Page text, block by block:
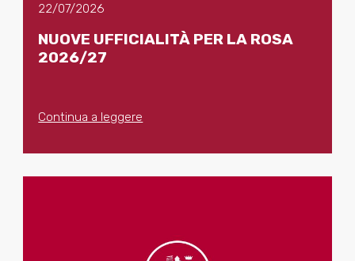
22/07/2026
NUOVE UFFICIALITÀ PER LA ROSA
2026/27
Continua a leggere